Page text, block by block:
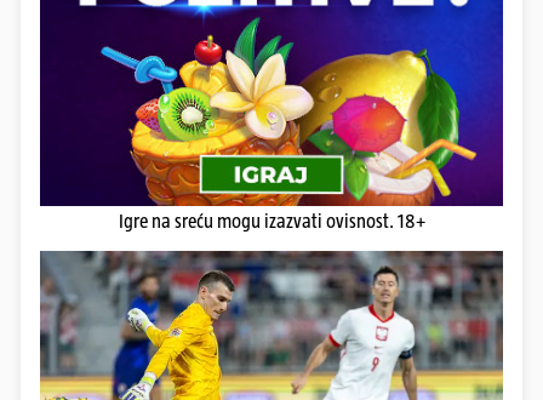
Igre na sreću mogu izazvati ovisnost. 18+